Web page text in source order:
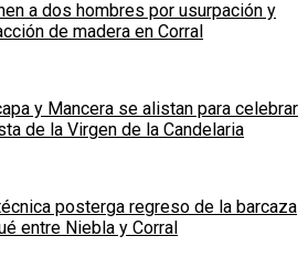
a dos hombres por usurpación y
de madera en Corral
y Mancera se alistan para celebrar
de la Virgen de la Candelaria
posterga regreso de la barcaza
entre Niebla y Corral